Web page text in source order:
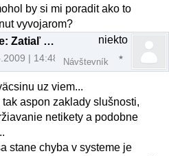
by si mi poradit ako to
vyvojarom?
Re: Zatiaľ si vyskúšaj aj iné distrá ...
| 14:48
niekto
Návštevník
uz viem...
tak aspon zaklady slušnosti,
netikety a podobne
stane chyba v systeme je